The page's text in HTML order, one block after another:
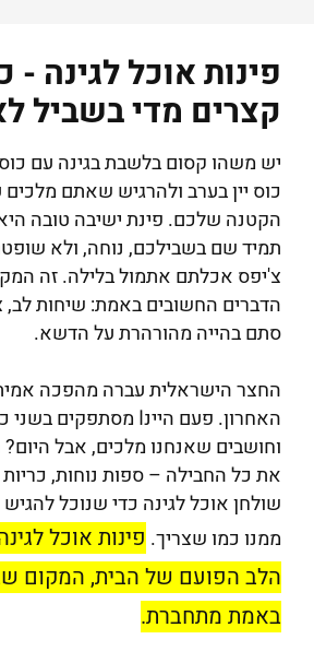
פינות אוכל לגינה -
קצרים מדי בשביל
יש משהו קסום בלשבת בגינה עם
כוס יין בערב ולהרגיש שאתם
הקטנה שלכם. פינת ישיבה טובה
תמיד שם בשבילכם, נוחה, ולא
צ'יפס אכלתם אתמול בלילה. זה
הדברים החשובים באמת: שיחות לב,
סתם בהייה מהורהרת על הדשא.
החצר הישראלית עברה מהפכה
האחרון. פעם היינا מסתפקים בשני
וחושבים שאנחנו מלכים, אבל היום?
את כל החבילה – ספות נוחות, כריות
שולחן אוכל לגינה כדי שנוכל להגיש
ממנו כמו שצריך. פינות אוכל
הלב הפועם של הבית, המקום
באמת מתחברת.